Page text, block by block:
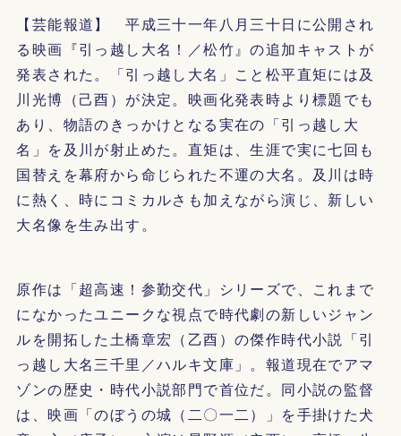
【芸能報道】 平成三十一年八月三十日に公開され
る映画『引っ越し大名！／松竹』の追加キャストが
発表された。「引っ越し大名」こと松平直矩には及
川光博（己酉）が決定。映画化発表時より標題でも
あり、物語のきっかけとなる実在の「引っ越し大
名」を及川が射止めた。直矩は、生涯で実に七回も
国替えを幕府から命じられた不運の大名。及川は時
に熱く、時にコミカルさも加えながら演じ、新しい
大名像を生み出す。
原作は「超高速！参勤交代」シリーズで、これまで
になかったユニークな視点で時代劇の新しいジャン
ルを開拓した土橋章宏（乙酉）の傑作時代小説「引
っ越し大名三千里／ハルキ文庫」。報道現在でアマ
ゾンの歴史・時代小説部門で首位だ。同小説の監督
は、映画「のぼうの城（二〇一二）」を手掛けた犬